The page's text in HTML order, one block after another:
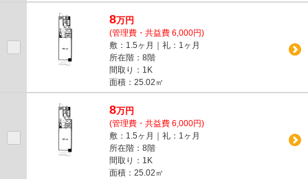
8万円
(管理費・共益費 6,000円)
敷：1.5ヶ月｜礼：1ヶ月
所在階：8階
間取り：1K
面積：25.02㎡
8万円
(管理費・共益費 6,000円)
敷：1.5ヶ月｜礼：1ヶ月
所在階：8階
間取り：1K
面積：25.02㎡